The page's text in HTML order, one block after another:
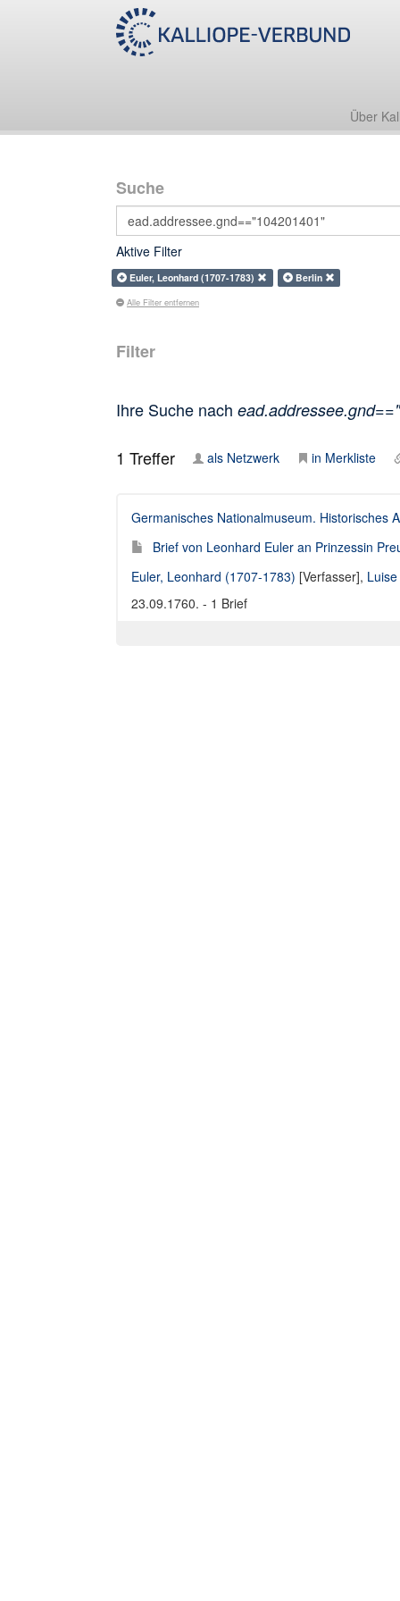
Über
Suche
Aktive Filter
Euler, Leonhard (1707-1783) Berlin
Alle Filter entfernen
Filter
Ihre Suche nach
1 Treffer als Netzwerk in Merkliste
Germanisches Nationalmuseum. Historisches
Brief von Leonhard Euler an Prinzessin
Euler, Leonhard (1707-1783) [Verfasser],
23.09.1760. - 1 Brief